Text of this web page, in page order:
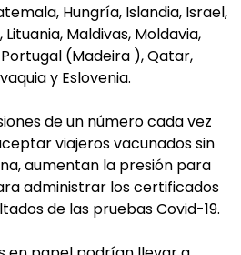
Hungría, Islandia, Israel,
Maldivas, Moldavia,
(Madeira ), Qatar,
y Eslovenia.
de un número cada vez
viajeros vacunados sin
aumentan la presión para
administrar los certificados
de las pruebas Covid-19.